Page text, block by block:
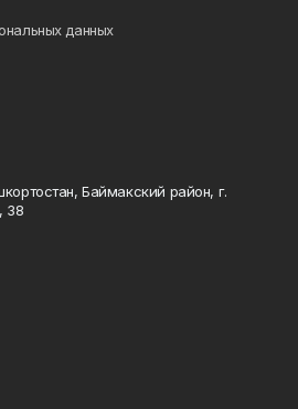
данных
Баймакский район, г.
38